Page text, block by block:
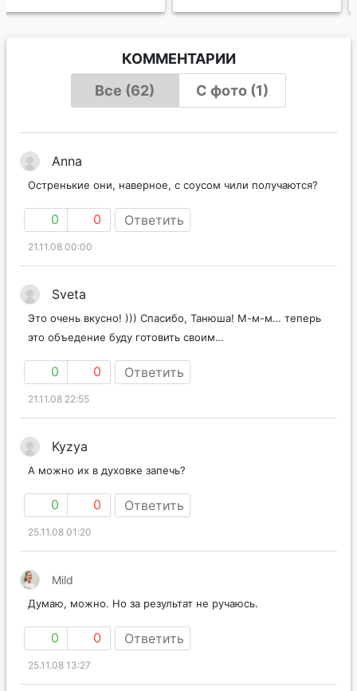
КОММЕНТАРИИ
Все (62)
С фото (1)
Anna
Остренькие они, наверное, с соусом чили получаются?
0 0 Ответить
21.11.08 00:00
Sveta
Это очень вкусно! ))) Спасибо, Танюша! М-м-м… теперь
это объедение буду готовить своим…
0 0 Ответить
21.11.08 22:55
Kyzya
А можно их в духовке запечь?
0 0 Ответить
25.11.08 01:20
Mild
Думаю, можно. Но за результат не ручаюсь.
0 0 Ответить
25.11.08 13:27